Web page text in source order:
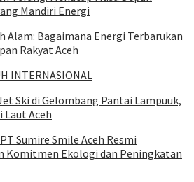
Mandiri Energi
Alam: Bagaimana Energi Terbarukan
Rakyat Aceh
INTERNASIONAL
Ski di Gelombang Pantai Lampuuk,
Laut Aceh
Sumire Smile Aceh Resmi
Komitmen Ekologi dan Peningkatan